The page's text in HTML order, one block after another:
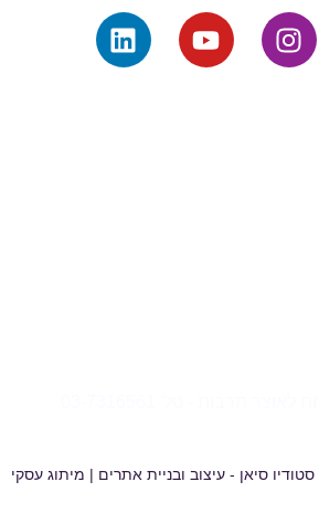
​​סטודיו סיאן - עיצוב ובניית אתרים | מיתוג עסקי